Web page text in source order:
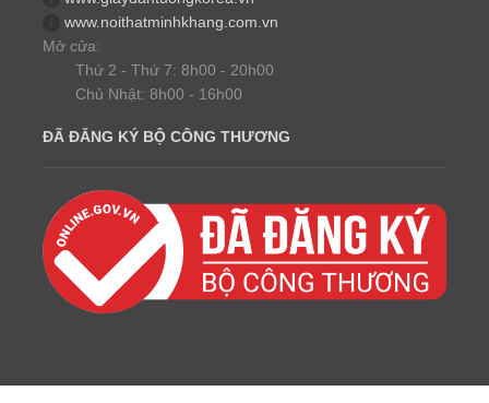
www.noithatminhkhang.com.vn
Mở cửa:
Thứ 2 - Thứ 7: 8h00 - 20h00
Chủ Nhật: 8h00 - 16h00
ĐÃ ĐĂNG KÝ BỘ CÔNG THƯƠNG